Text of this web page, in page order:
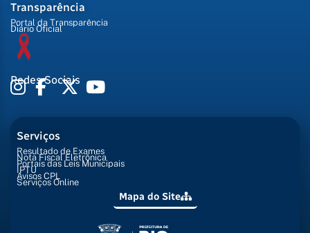
Transparência
Portal da Transparência
Diário Oficial
Redes Sociais
Serviços
Resultado de Exames
Nota Fiscal Eletrônica
Portais das Leis Municipais
IPTU
Avisos CPL
Serviços Online
Mapa do Site